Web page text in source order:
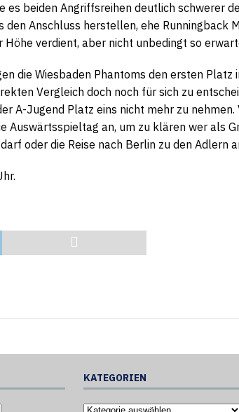
beiden Angriffsreihen deutlich schwerer
Anschluss herstellen, ehe Runningback
Höhe verdient, aber nicht unbedingt so
die Wiesbaden Phantoms den ersten Platz
Vergleich doch noch für sich zu
A-Jugend Platz eins nicht mehr zu
an, um zu klären wer als
oder die Reise nach Berlin zu den Adlern
KATEGORIEN